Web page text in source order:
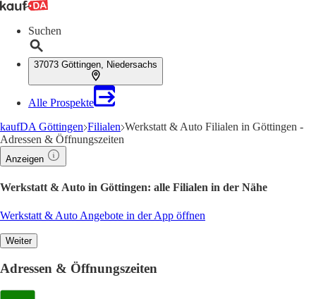
Suchen
37073 Göttingen, Niedersachs
Alle Prospekte
kaufDA Göttingen Filialen Werkstatt & Auto Filialen in Göttingen -
Adressen & Öffnungszeiten
Anzeigen
Werkstatt & Auto in Göttingen: alle Filialen in der Nähe
Werkstatt & Auto Angebote in der App öffnen
Weiter
Adressen & Öffnungszeiten